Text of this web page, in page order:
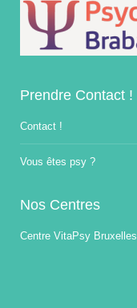
Prendre Contact !
Contact !
Vous êtes psy ?
Nos Centres
Centre VitaPsy Bruxelles